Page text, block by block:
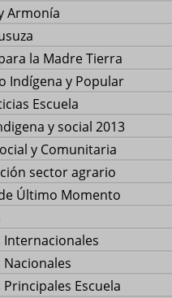
Armonía
la Madre Tierra
Indígena y Popular
Escuela
y social 2013
y Comunitaria
sector agrario
Último Momento
Internacionales
Escuela